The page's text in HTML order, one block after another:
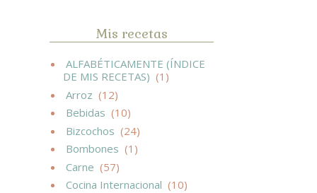
Mis recetas
ALFABÉTICAMENTE (ÍNDICE
DE MIS RECETAS) (1)
Arroz (12)
Bebidas (10)
Bizcochos (24)
Bombones (1)
Carne (57)
Cocina Internacional (10)